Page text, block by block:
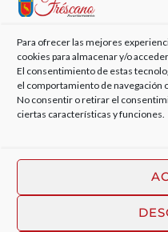
Para ofrecer las mejores
cookies para almacenar y/o
El consentimiento de estas
el comportamiento de navegación
No consentir o retirar el
ciertas características y funciones.
© 2022, AYUNTAMIENTO